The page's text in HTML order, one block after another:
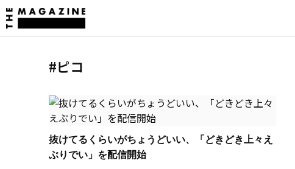
#ピコ
抜けてるくらいがちょうどいい、「どきどき上々え
ぶりでい」を配信開始